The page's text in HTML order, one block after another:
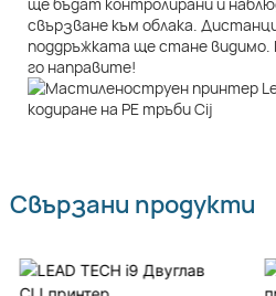
ще бъдат контролирани и
свързване към облака.
поддръжката ще стане
го направите!
Свързани продукти